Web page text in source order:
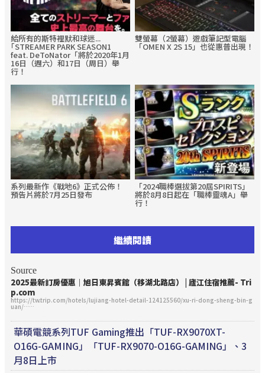
給所有的斯特裡默和球迷...
｢STREAMER PARK SEASON1
feat. DeToNator「將於2020年1月
16日（週六）和17日（周日）舉
行！
雙螢幕（2螢幕）遊戲筆記型電腦
「OMEN X 2S 15」也從惠普出現！
系列最新作《戰地6》正式公佈！
預告片將於7月25日發布
「2024職棒選拔第20屆SPIRITS」
將於8月8日起在「職棒靈魂A」舉
行！
繼續閱讀
Source
2025最新訂房優惠｜旭日東昇賓館（移湖北路店） | 廬江住宿推薦- Tri
p.com
https://tw.trip.com/hotels/lujiang-hotel-detail-124125560/xu-ri-dong-sheng-bin-g
uan/……
華碩電競系列TUF Gaming推出「TUF-RX9070XT-
O16G-GAMING」「TUF-RX9070-O16G-GAMING」、3
月8日上市